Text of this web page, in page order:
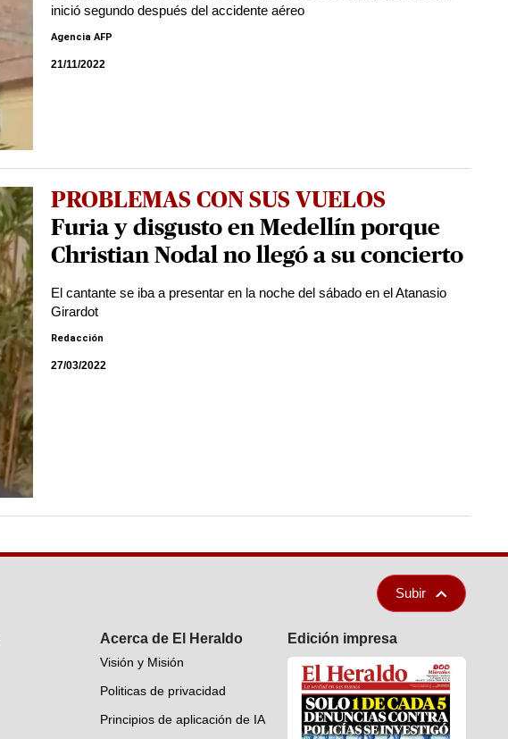
inició segundo después del accidente aéreo
Agencia AFP
21/11/2022
PROBLEMAS CON SUS VUELOS
Furia y disgusto en Medellín porque
Christian Nodal no llegó a su concierto
El cantante se iba a presentar en la noche del sábado en el Atanasio
Girardot
Redacción
27/03/2022
Subir
Acerca de El Heraldo
Visión y Misión
Politicas de privacidad
Principios de aplicación de IA
Edición impresa